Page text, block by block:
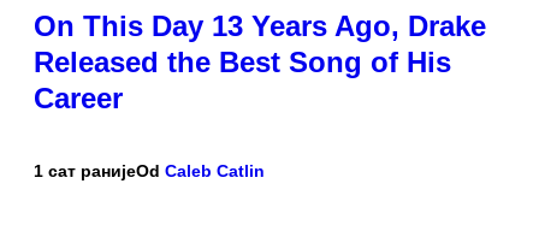
On This Day 13 Years Ago, Drake
Released the Best Song of His
Career
1 сат ранијеOd Caleb Catlin